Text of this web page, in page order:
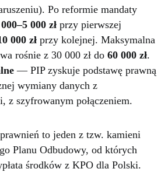
Po reformie mandaty
000 zł przy pierwszej
000 zł przy kolejnej. Maksymalna
rośnie z 30 000 zł do 60 000 zł.
— PIP zyskuje podstawę prawną
wymiany danych z
z szyfrowanym połączeniem.
to jeden z tzw. kamieni
Planu Odbudowy, od których
środków z KPO dla Polski.